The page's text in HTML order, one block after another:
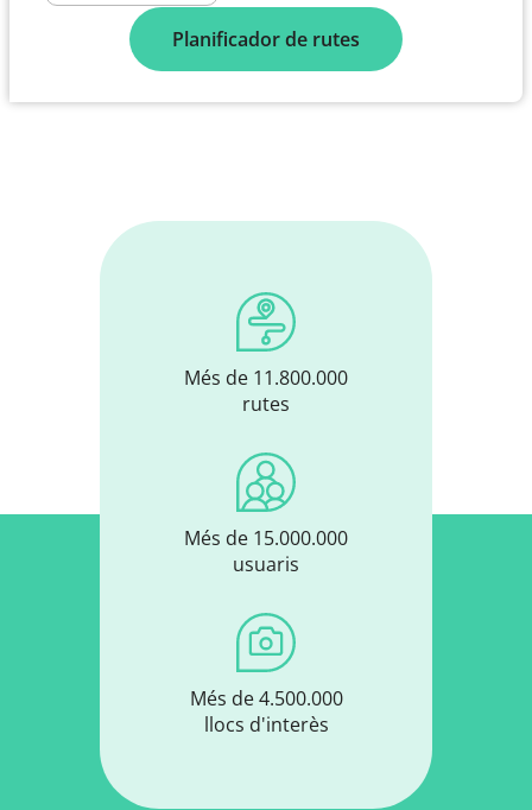
Planificador de rutes
Més de 11.800.000
rutes
Més de 15.000.000
usuaris
Més de 4.500.000
llocs d'interès